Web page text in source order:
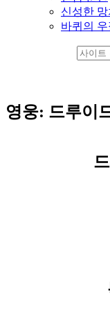
신성한 망
바퀴의 우
영웅: 드루이